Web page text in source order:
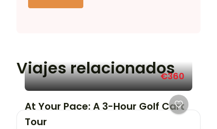
Viajes relacionados
€360
At Your Pace: A 3-Hour Golf Cart
Tour